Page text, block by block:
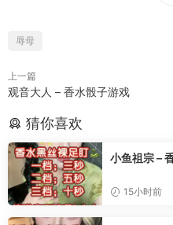
辱母
上一篇
观音大人 – 香水骰子游戏
猜你喜欢
小鱼祖宗 –
15小时前